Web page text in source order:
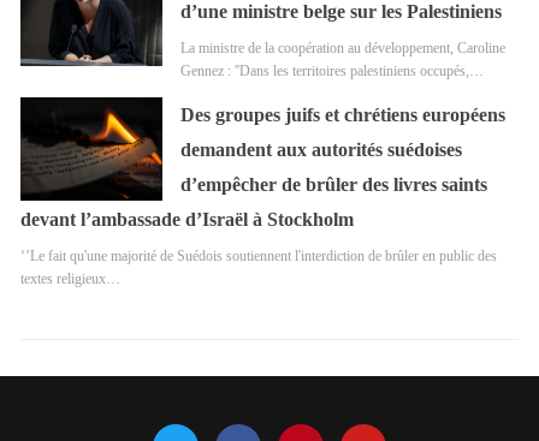
d’une ministre belge sur les Palestiniens
La ministre de la coopération au développement, Caroline
Gennez : ''Dans les territoires palestiniens occupés,…
Des groupes juifs et chrétiens européens
demandent aux autorités suédoises
d’empêcher de brûler des livres saints
devant l’ambassade d’Israël à Stockholm
‘’Le fait qu'une majorité de Suédois soutiennent l'interdiction de brûler en public des
textes religieux…